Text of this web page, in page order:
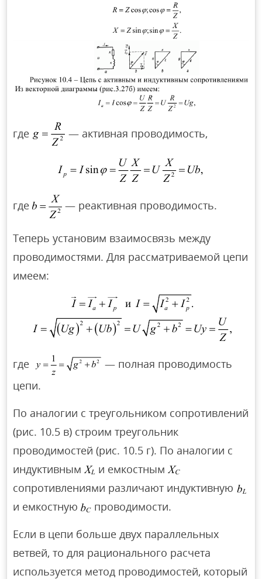
где — активная проводимость,
где — реактивная проводимость.
Теперь установим взаимосвязь между
проводимостями. Для рассматриваемой цепи
имеем:
где
— полная проводимость
цепи.
По аналогии с треугольником сопротивлений
(рис. 10.5 в) строим треугольник
проводимостей (рис. 10.5 г). По аналогии с
индуктивным
и емкостным
сопротивлениями различают индуктивную
и емкостную
проводимости.
Если в цепи больше двух параллельных
ветвей, то для рационального расчета
используется метод проводимостей, который